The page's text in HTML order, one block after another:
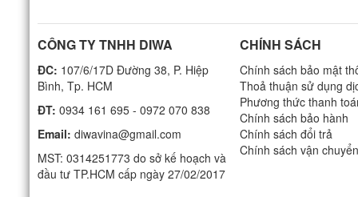
CÔNG TY TNHH DIWA
ĐC: 107/6/17D Đường 38, P. Hiệp
Bình, Tp. HCM
ĐT: 0934 161 695 - 0972 070 838
Email: diwavina@gmail.com
MST: 0314251773 do sở kế hoạch và
đầu tư TP.HCM cấp ngày 27/02/2017
CHÍNH SÁCH
Chính sách bảo mật
Thoả thuận sử dụng
Phương thức thanh
Chính sách bảo hành
Chính sách đổi trả
Chính sách vận chuyển